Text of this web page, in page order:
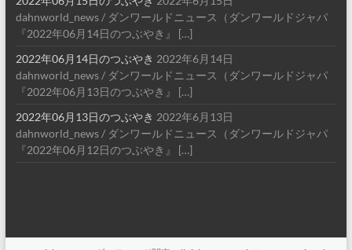
dahnworld_news / ダンワールドニュース（ダンワールドジャパ
『2022年06月14日のつぶやき』 […]
2022年06月14日のつぶやき 2022年6月14日
dahnworld_news / ダンワールドニュース（ダンワールドジャパ
『2022年06月13日のつぶやき』 […]
2022年06月13日のつぶやき 2022年6月13日
dahnworld_news / ダンワールドニュース（ダンワールドジャパ
『2022年06月12日のつぶやき』 […]